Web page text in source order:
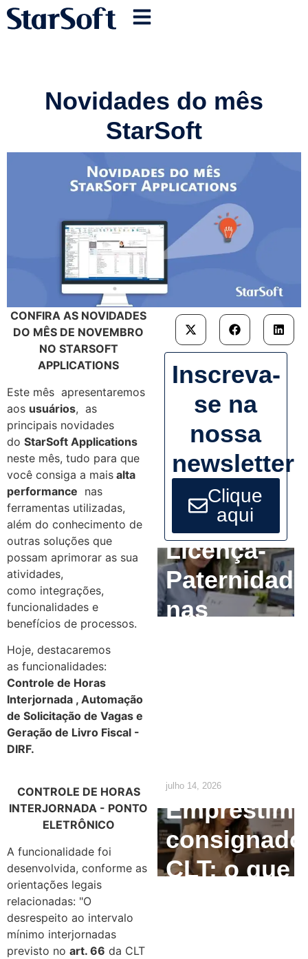
Novidades do mês
StarSoft
CONFIRA AS NOVIDADES
DO MÊS DE NOVEMBRO
NO STARSOFT
APPLICATIONS
Este mês apresentaremos
aos usuários, as
principais novidades
do StarSoft Applications
neste mês, tudo para que
você consiga a mais alta
performance nas
ferramentas utilizadas,
além do conhecimento de
outras soluções que
possam aprimorar as sua
atividades,
como integrações,
funcionalidades e
benefícios de processos.
Hoje, destacaremos
as funcionalidades:
Controle de Horas
Interjornada , Automação
de Solicitação de Vagas e
Geração de Livro Fiscal -
DIRF.
CONTROLE DE HORAS
INTERJORNADA - PONTO
ELETRÔNICO
A funcionalidade foi
desenvolvida, conforme as
orientações legais
relacionadas: "O
desrespeito ao intervalo
mínimo interjornadas
previsto no art. 66 da CLT
Inscreva-
se na
nossa
newsletter
Clique
aqui
Licença-
Paternidade
nas
julho 14, 2026
Empréstimo
consignado
CLT: o que